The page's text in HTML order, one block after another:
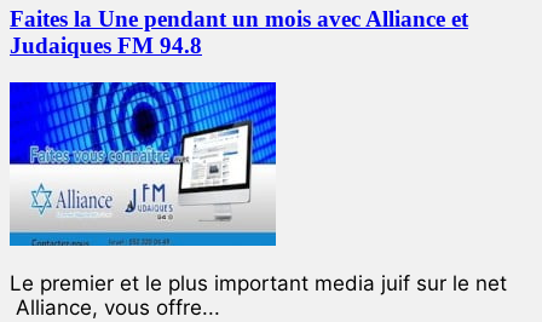
Faites la Une pendant un mois avec Alliance et
Judaiques FM 94.8
Le premier et le plus important media juif sur le net
Alliance, vous offre...